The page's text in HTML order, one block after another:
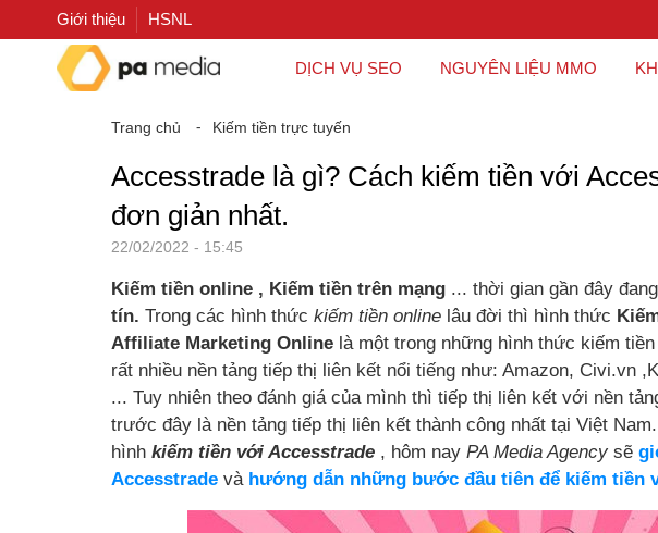
Giới thiệu HSNL
DỊCH VỤ SEO NGUYÊN LIỆU MMO
Trang chủ ⁃ Kiếm tiền trực tuyến
Accesstrade là gì? Cách kiếm tiền với
đơn giản nhất.
22/02/2022 - 15:45
Kiếm tiền online , Kiếm tiền trên mạng ... thời gian gần đây
tín. Trong các hình thức kiếm tiền online lâu đời thì hình thức
Affiliate Marketing Online là một trong những hình thức kiếm
rất nhiều nền tảng tiếp thị liên kết nổi tiếng như: Amazon, Civi.vn
... Tuy nhiên theo đánh giá của mình thì tiếp thị liên kết với nền
trước đây là nền tảng tiếp thị liên kết thành công nhất tại Việt
hình kiếm tiền với Accesstrade , hôm nay PA Media Agency sẽ
Accesstrade và hướng dẫn những bước đầu tiên để kiếm tiền